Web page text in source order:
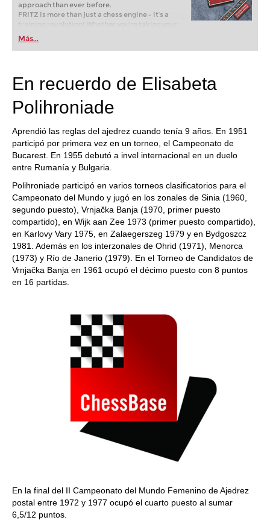
approach than ever before.
FRITZ is more than just a chess engine – it’s a
training revolution! Whether you’re taking your
first steps into the world of club chess, or already
playing at a tournament level: with FRITZ, you can
train more efficiently, intelligently and with a
Más...
En recuerdo de Elisabeta
Polihroniade
Aprendió las reglas del ajedrez cuando tenía 9 años. En 1951
participó por primera vez en un torneo, el Campeonato de
Bucarest. En 1955 debutó a invel internacional en un duelo
entre Rumanía y Bulgaria.
Polihroniade participó en varios torneos clasificatorios para el
Campeonato del Mundo y jugó en los zonales de Sinia (1960,
segundo puesto), Vrnjačka Banja (1970, primer puesto
compartido), en Wijk aan Zee 1973 (primer puesto compartido),
en Karlovy Vary 1975, en Zalaegerszeg 1979 y en Bydgoszcz
1981. Además en los interzonales de Ohrid (1971), Menorca
(1973) y Río de Janerio (1979). En el Torneo de Candidatos de
Vrnjačka Banja en 1961 ocupó el décimo puesto con 8 puntos
en 16 partidas.
En la final del II Campeonato del Mundo Femenino de Ajedrez
postal entre 1972 y 1977 ocupó el cuarto puesto al sumar
6,5/12 puntos.